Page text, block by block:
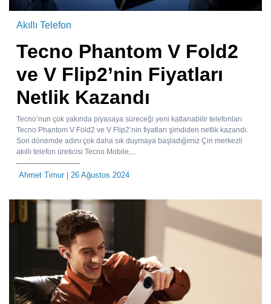
Akıllı Telefon
Tecno Phantom V Fold2
ve V Flip2’nin Fiyatları
Netlik Kazandı
Tecno’nun çok yakında piyasaya süreceği yeni katlanabilir telefonları
Tecno Phantom V Fold2 ve V Flip2’nin fiyatları şimdiden netlik kazandı.
Son dönemde adını çok daha sık duymaya başladığımız Çin merkezli
akıllı telefon üreticisi Tecno Mobile,...
Ahmet Timur| 26 Ağustos 2024